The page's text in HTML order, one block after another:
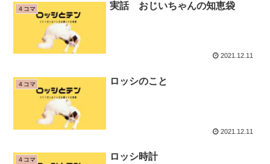
４コマ 実話 おじいちゃんの知恵袋
2021.12.11
４コマ ロッシのこと
2021.12.11
４コマ ロッシ時計